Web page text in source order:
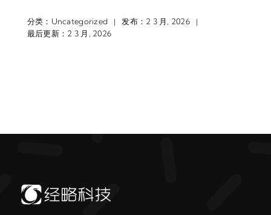
分类： Uncategorized | 发布：2 3 月, 2026
|
最后更新：2 3 月, 2026